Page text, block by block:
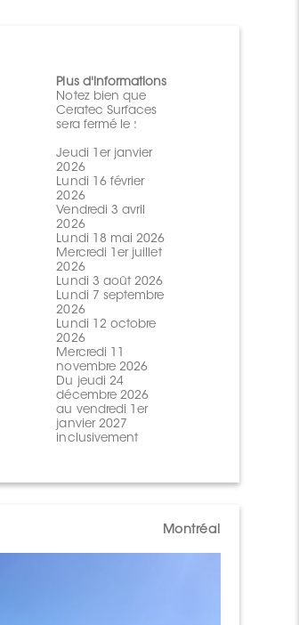
Plus d'informations
Notez bien que
Ceratec Surfaces
sera fermé le :
Jeudi 1er janvier
2026
Lundi 16 février
2026
Vendredi 3 avril
2026
Lundi 18 mai 2026
Mercredi 1er juillet
2026
Lundi 3 août 2026
Lundi 7 septembre
2026
Lundi 12 octobre
2026
Mercredi 11
novembre 2026
Du jeudi 24
décembre 2026
au vendredi 1er
janvier 2027
inclusivement
Montréal